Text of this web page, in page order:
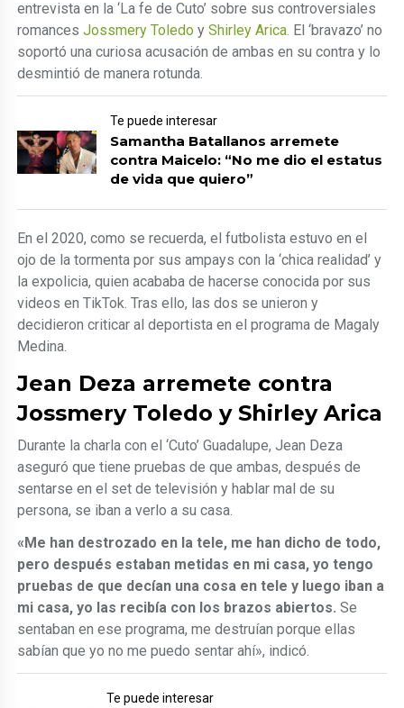
entrevista en la ‘La fe de Cuto’ sobre sus controversiales
romancesJossmery Toledo yShirley Arica. El ‘bravazo’ no
soportó una curiosa acusación de ambas en su contra y lo
desmintió de manera rotunda.
Te puede interesar
Samantha Batallanos arremete
contra Maicelo: “No me dio el estatus
de vida que quiero”
En el 2020, como se recuerda, el futbolista estuvo en el
ojo de la tormenta por sus ampays con la ‘chica realidad’ y
la expolicia, quien acababa de hacerse conocida por sus
videos en TikTok. Tras ello, las dos se unieron y
decidieron criticar al deportista en el programa de Magaly
Medina.
Jean Deza arremete contra
Jossmery Toledo y Shirley Arica
Durante la charla con el ‘Cuto’ Guadalupe, Jean Deza
aseguró que tiene pruebas de que ambas, después de
sentarse en el set de televisión y hablar mal de su
persona, se iban a verlo a su casa.
«Me han destrozado en la tele, me han dicho de todo,
pero después estaban metidas en mi casa, yo tengo
pruebas de que decían una cosa en tele y luego iban a
mi casa, yo las recibía con los brazos abiertos. Se
sentaban en ese programa, me destruían porque ellas
sabían que yo no me puedo sentar ahí», indicó.
Te puede interesar